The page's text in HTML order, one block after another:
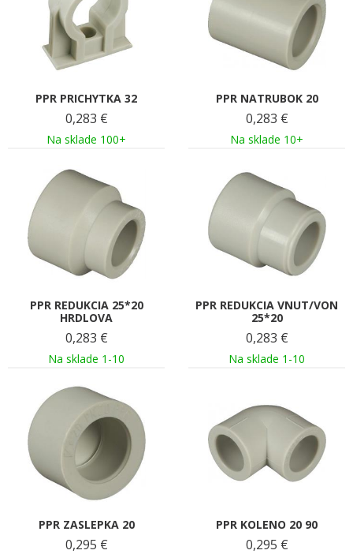
PPR PRICHYTKA 32
0,283 €
Na sklade 100+
PPR NATRUBOK 20
0,283 €
Na sklade 10+
PPR REDUKCIA 25*20
HRDLOVA
0,283 €
Na sklade 1-10
PPR REDUKCIA VNUT/VON
25*20
0,283 €
Na sklade 1-10
PPR ZASLEPKA 20
0,295 €
PPR KOLENO 20 90
0,295 €